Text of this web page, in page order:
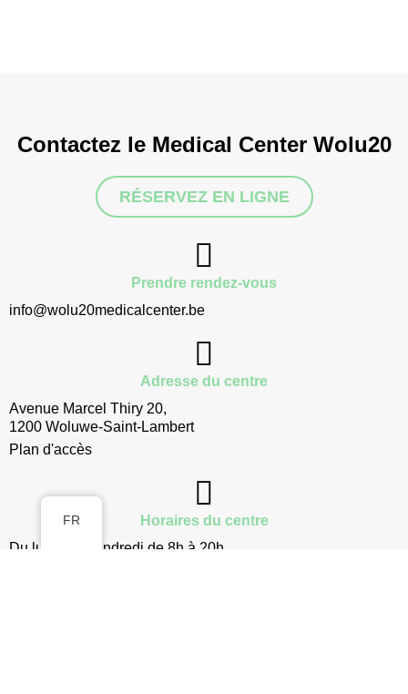
Contactez le Medical Center Wolu20
RÉSERVEZ EN LIGNE
Prendre rendez-vous
info@wolu20medicalcenter.be
Adresse du centre
Avenue Marcel Thiry 20,
1200 Woluwe-Saint-Lambert
Plan d'accès
Horaires du centre
Du lundi au vendredi de 8h à 20h
FR